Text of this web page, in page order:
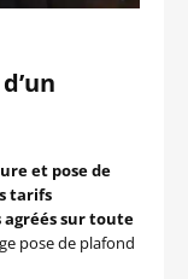
et pose de
tarifs
agréés sur toute
pose de plafond